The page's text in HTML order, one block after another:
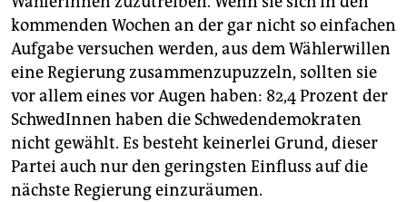
kommenden Wochen an der gar nicht so einfachen
Aufgabe versuchen werden, aus dem Wählerwillen
eine Regierung zusammenzupuzzeln, sollten sie
vor allem eines vor Augen haben: 82,4 Prozent der
SchwedInnen haben die Schwedendemokraten
nicht gewählt. Es besteht keinerlei Grund, dieser
Partei auch nur den geringsten Einfluss auf die
nächste Regierung einzuräumen.